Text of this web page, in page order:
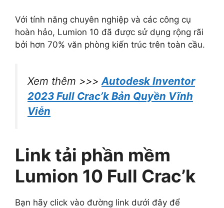
Với tính năng chuyên nghiệp và các công cụ
hoàn hảo, Lumion 10 đã được sử dụng rộng rãi
bởi hơn 70% văn phòng kiến trúc trên toàn cầu.
Xem thêm >>>Autodesk Inventor
2023 Full Crac’k Bản Quyền Vĩnh
Viễn
Link tải phần mềm
Lumion 10 Full Crac’k
Bạn hãy click vào đường link dưới đây để